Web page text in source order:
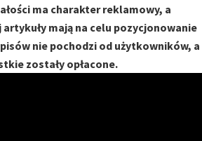
ma charakter reklamowy, a
mają na celu pozycjonowanie
nie pochodzi od użytkowników, a
zostały opłacone.